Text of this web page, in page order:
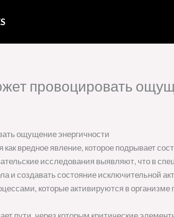
провоцировать
ощущение энергичности
вредное явление, которое подрывает
исследования выявляют, что в
и создавать состояние исключительной
которые активируются в организме